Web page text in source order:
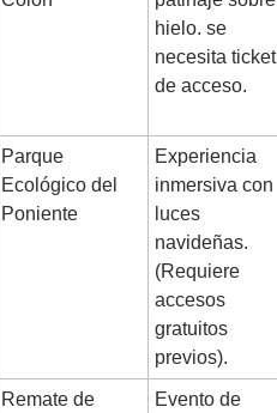
hielo. se
necesita ticket
de acceso.
Parque
Ecológico del
Poniente
Experiencia
inmersiva con
luces
navideñas.
(Requiere
accesos
gratuitos
previos).
Remate de
Evento de